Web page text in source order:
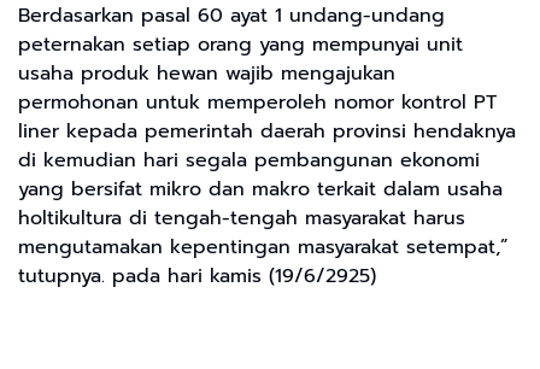
Berdasarkan pasal 60 ayat 1 undang-undang
peternakan setiap orang yang mempunyai unit
usaha produk hewan wajib mengajukan
permohonan untuk memperoleh nomor kontrol PT
liner kepada pemerintah daerah provinsi hendaknya
di kemudian hari segala pembangunan ekonomi
yang bersifat mikro dan makro terkait dalam usaha
holtikultura di tengah-tengah masyarakat harus
mengutamakan kepentingan masyarakat setempat,”
tutupnya. pada hari kamis (19/6/2925)